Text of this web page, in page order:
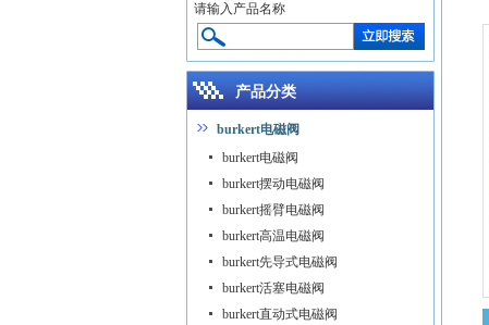
请输入产品名称
产品分类
burkert电磁阀
burkert电磁阀
burkert摆动电磁阀
burkert摇臂电磁阀
burkert高温电磁阀
burkert先导式电磁阀
burkert活塞电磁阀
burkert直动式电磁阀